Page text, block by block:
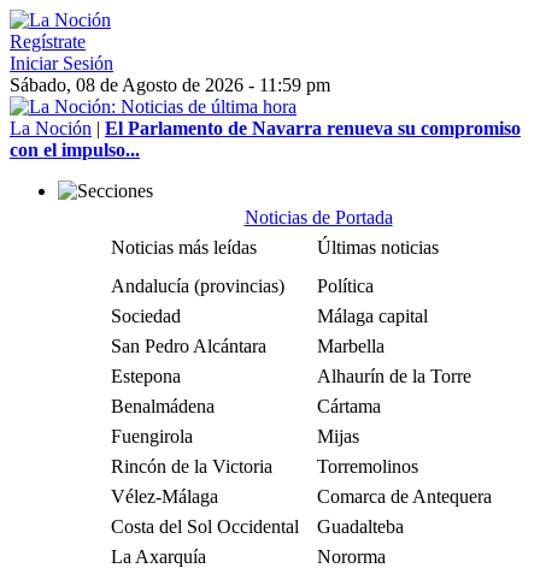
Regístrate
Iniciar Sesión
Sábado, 08 de Agosto de 2026 - 11:59 pm
La Noción | El Parlamento de Navarra renueva su compromiso
con el impulso...
Noticias de Portada
Noticias más leídas
Últimas noticias
Andalucía (provincias)
Política
Sociedad
Málaga capital
San Pedro Alcántara
Marbella
Estepona
Alhaurín de la Torre
Benalmádena
Cártama
Fuengirola
Mijas
Rincón de la Victoria
Torremolinos
Vélez-Málaga
Comarca de Antequera
Costa del Sol Occidental
Guadalteba
La Axarquía
Nororma